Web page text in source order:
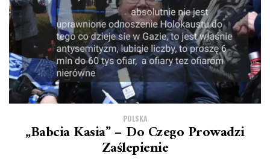
POLSKA
„Babcia Kasia” – Do Czego Prowadzi
Zaślepienie